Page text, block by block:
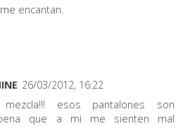
encantan.
26/03/2012, 16:22
esos pantalones son
que a mi me sienten mal